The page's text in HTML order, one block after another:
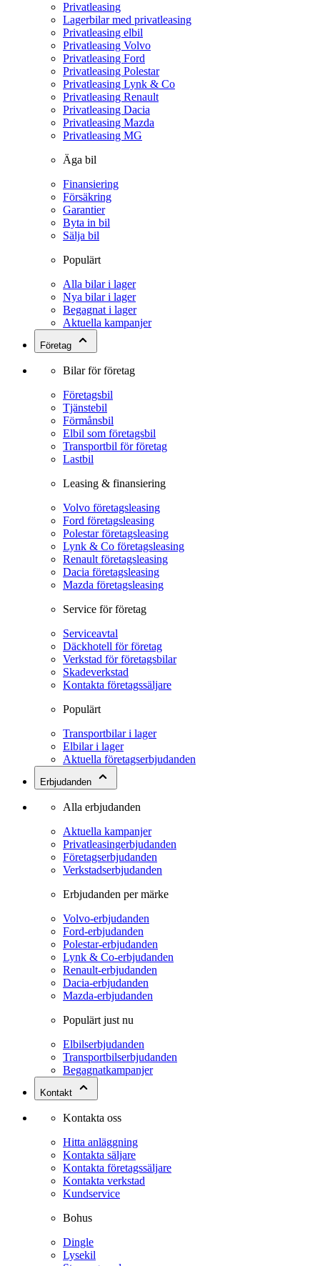
Privatleasing
Lagerbilar med privatleasing
Privatleasing elbil
Privatleasing Volvo
Privatleasing Ford
Privatleasing Polestar
Privatleasing Lynk & Co
Privatleasing Renault
Privatleasing Dacia
Privatleasing Mazda
Privatleasing MG
Äga bil
Finansiering
Försäkring
Garantier
Byta in bil
Sälja bil
Populärt
Alla bilar i lager
Nya bilar i lager
Begagnat i lager
Aktuella kampanjer
Företag
Bilar för företag
Företagsbil
Tjänstebil
Förmånsbil
Elbil som företagsbil
Transportbil för företag
Lastbil
Leasing & finansiering
Volvo företagsleasing
Ford företagsleasing
Polestar företagsleasing
Lynk & Co företagsleasing
Renault företagsleasing
Dacia företagsleasing
Mazda företagsleasing
Service för företag
Serviceavtal
Däckhotell för företag
Verkstad för företagsbilar
Skadeverkstad
Kontakta företagssäljare
Populärt
Transportbilar i lager
Elbilar i lager
Aktuella företagserbjudanden
Erbjudanden
Alla erbjudanden
Aktuella kampanjer
Privatleasingerbjudanden
Företagserbjudanden
Verkstadserbjudanden
Erbjudanden per märke
Volvo-erbjudanden
Ford-erbjudanden
Polestar-erbjudanden
Lynk & Co-erbjudanden
Renault-erbjudanden
Dacia-erbjudanden
Mazda-erbjudanden
Populärt just nu
Elbilserbjudanden
Transportbilserbjudanden
Begagnatkampanjer
Kontakt
Kontakta oss
Hitta anläggning
Kontakta säljare
Kontakta företagssäljare
Kontakta verkstad
Kundservice
Bohus
Dingle
Lysekil